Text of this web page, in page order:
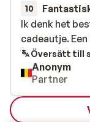
10
Ik denk het
cadeautje. Een
Ik denk het
cadeautje. Een
Översätt till
Anonym
Partner